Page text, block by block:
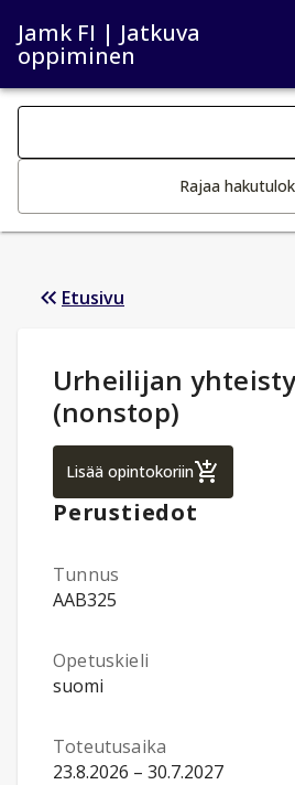
Jamk FI | Jatkuva
oppiminen
Haku kategoriat
Rajaa
Etusivu
Opintotiedot:
Urheilijan
(nonstop)
Lisää opintokoriin
Urheilijan
Perustiedot
Tunnus
AAB325
Opetuskieli
suomi
Toteutusaika
23.8.2026 – 30.7.2027